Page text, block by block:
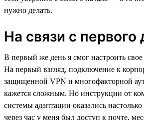
нужно делать.
На связи с первого
В первый же день я смог настроить свое
На первый взгляд, подключение к
защищенной VPN и многофакторной
кажется сложным. Но инструкции от
системы адаптации оказались
через час у меня был доступ к почте,